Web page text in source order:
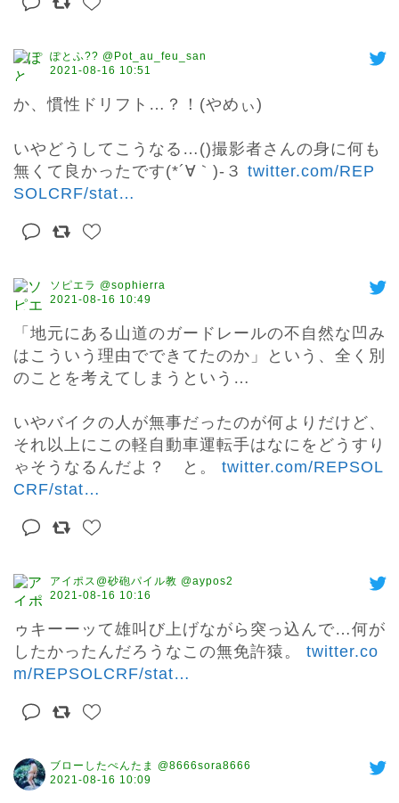
ぽとふ?? @Pot_au_feu_san
2021-08-16 10:51
か、慣性ドリフト…？！(やめぃ)
いやどうしてこうなる…()撮影者さんの身に何も
無くて良かったです(*´∀｀)-３ twitter.com/REP
SOLCRF/stat…
ソピエラ @sophierra
2021-08-16 10:49
「地元にある山道のガードレールの不自然な凹み
はこういう理由でできてたのか」という、全く別
のことを考えてしまうという…
いやバイクの人が無事だったのが何よりだけど、
それ以上にこの軽自動車運転手はなにをどうすり
ゃそうなるんだよ？　と。 twitter.com/REPSOL
CRF/stat…
アイポス@砂砲パイル教 @aypos2
2021-08-16 10:16
ゥキーーッて雄叫び上げながら突っ込んで…何が
したかったんだろうなこの無免許猿。 twitter.co
m/REPSOLCRF/stat…
ブローしたぺんたま @8666sora8666
2021-08-16 10:09